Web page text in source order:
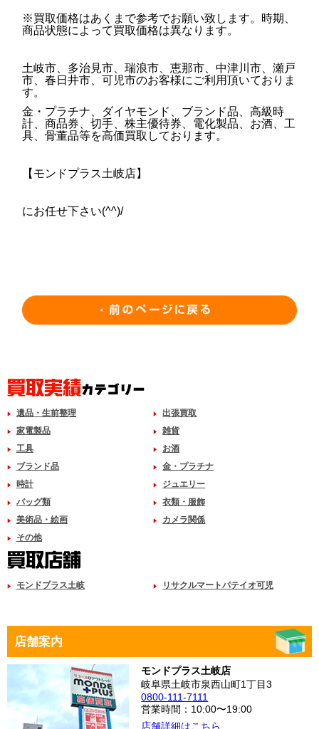
※買取価格はあくまで参考でお願い致します。時期、
商品状態によって買取価格は異なります。
土岐市、多治見市、瑞浪市、恵那市、中津川市、瀬戸
市、春日井市、可児市のお客様にご利用頂いておりま
す。
金・プラチナ、ダイヤモンド、ブランド品、高級時
計、商品券、切手、株主優待券、電化製品、お酒、工
具、骨董品等を高価買取しております。
【モンドプラス土岐店】
にお任せ下さい(^^)/
遺品・生前整理
出張買取
家電製品
雑貨
工具
お酒
ブランド品
金・プラチナ
時計
ジュエリー
バッグ類
衣類・服飾
美術品・絵画
カメラ関係
その他
モンドプラス土岐 リサクルマートパテイオ可児
店舗案内
モンドプラス土岐店
岐阜県土岐市泉西山町1丁目3
0800-111-7111
営業時間：10:00〜19:00
店舗詳細はこちら